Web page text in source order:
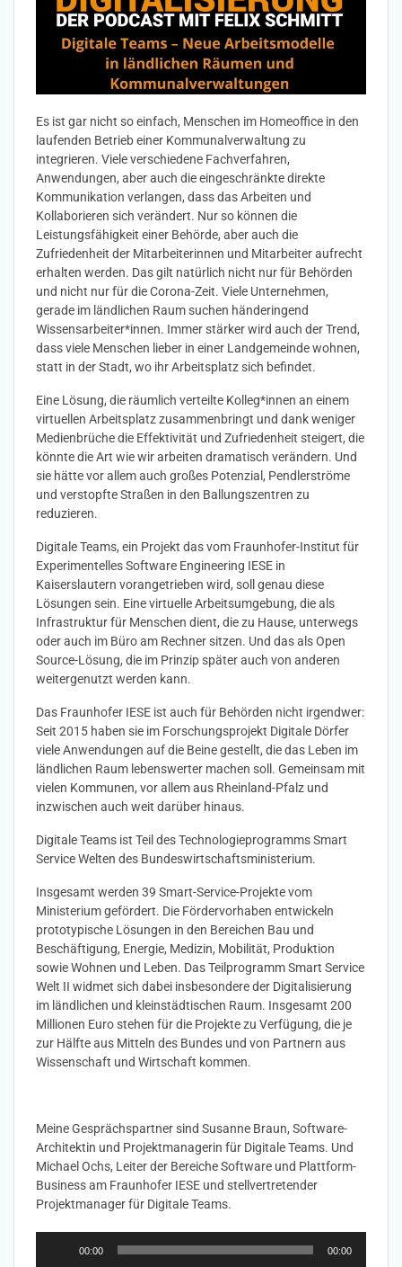
Es ist gar nicht so einfach, Menschen im Homeoffice in den
laufenden Betrieb einer Kommunalverwaltung zu
integrieren. Viele verschiedene Fachverfahren,
Anwendungen, aber auch die eingeschränkte direkte
Kommunikation verlangen, dass das Arbeiten und
Kollaborieren sich verändert. Nur so können die
Leistungsfähigkeit einer Behörde, aber auch die
Zufriedenheit der Mitarbeiterinnen und Mitarbeiter aufrecht
erhalten werden. Das gilt natürlich nicht nur für Behörden
und nicht nur für die Corona-Zeit. Viele Unternehmen,
gerade im ländlichen Raum suchen händeringend
Wissensarbeiter*innen. Immer stärker wird auch der Trend,
dass viele Menschen lieber in einer Landgemeinde wohnen,
statt in der Stadt, wo ihr Arbeitsplatz sich befindet.
Eine Lösung, die räumlich verteilte Kolleg*innen an einem
virtuellen Arbeitsplatz zusammenbringt und dank weniger
Medienbrüche die Effektivität und Zufriedenheit steigert, die
könnte die Art wie wir arbeiten dramatisch verändern. Und
sie hätte vor allem auch großes Potenzial, Pendlerströme
und verstopfte Straßen in den Ballungszentren zu
reduzieren.
Digitale Teams, ein Projekt das vom Fraunhofer-Institut für
Experimentelles Software Engineering IESE in
Kaiserslautern vorangetrieben wird, soll genau diese
Lösungen sein. Eine virtuelle Arbeitsumgebung, die als
Infrastruktur für Menschen dient, die zu Hause, unterwegs
oder auch im Büro am Rechner sitzen. Und das als Open
Source-Lösung, die im Prinzip später auch von anderen
weitergenutzt werden kann.
Das Fraunhofer IESE ist auch für Behörden nicht irgendwer:
Seit 2015 haben sie im Forschungsprojekt Digitale Dörfer
viele Anwendungen auf die Beine gestellt, die das Leben im
ländlichen Raum lebenswerter machen soll. Gemeinsam mit
vielen Kommunen, vor allem aus Rheinland-Pfalz und
inzwischen auch weit darüber hinaus.
Digitale Teams ist Teil des Technologieprogramms Smart
Service Welten des Bundeswirtschaftsministerium.
Insgesamt werden 39 Smart-Service-Projekte vom
Ministerium gefördert. Die Fördervorhaben entwickeln
prototypische Lösungen in den Bereichen Bau und
Beschäftigung, Energie, Medizin, Mobilität, Produktion
sowie Wohnen und Leben. Das Teilprogramm Smart Service
Welt II widmet sich dabei insbesondere der Digitalisierung
im ländlichen und kleinstädtischen Raum. Insgesamt 200
Millionen Euro stehen für die Projekte zu Verfügung, die je
zur Hälfte aus Mitteln des Bundes und von Partnern aus
Wissenschaft und Wirtschaft kommen.
Meine Gesprächspartner sind Susanne Braun, Software-
Architektin und Projektmanagerin für Digitale Teams. Und
Michael Ochs, Leiter der Bereiche Software und Plattform-
Business am Fraunhofer IESE und stellvertretender
Projektmanager für Digitale Teams.
00:00 00:00